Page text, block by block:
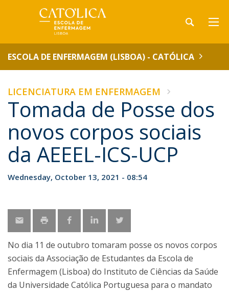
ESCOLA DE ENFERMAGEM (LISBOA) - CATÓLICA
LICENCIATURA EM ENFERMAGEM
Tomada de Posse dos
novos corpos sociais
da AEEEL-ICS-UCP
Wednesday, October 13, 2021 - 08:54
No dia 11 de outubro tomaram posse os novos corpos
sociais da Associação de Estudantes da Escola de
Enfermagem (Lisboa) do Instituto de Ciências da Saúde
da Universidade Católica Portuguesa para o mandato